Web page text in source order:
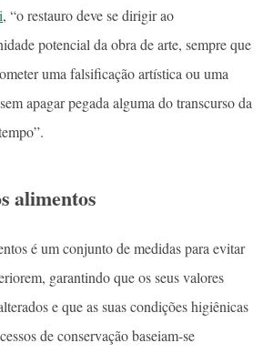
, “o restauro deve se dirigir ao
potencial da obra de arte, sempre que
uma falsificação artística ou uma
apagar pegada alguma do transcurso da
alimentos
é um conjunto de medidas para evitar
garantindo que os seus valores
e que as suas condições higiênicas
de conservação baseiam-se